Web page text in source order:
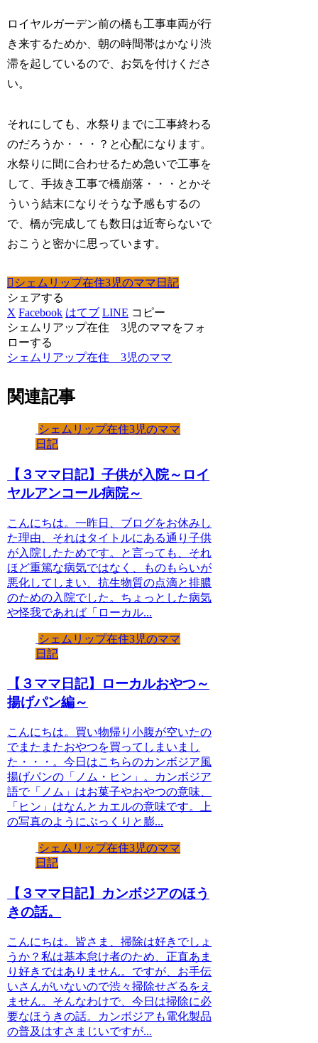
ロイヤルガーデン前の橋も工事車両が行
き来するためか、朝の時間帯はかなり渋
滞を起しているので、お気を付けくださ
い。
それにしても、水祭りまでに工事終わる
のだろうか・・・？と心配になります。
水祭りに間に合わせるため急いで工事を
して、手抜き工事で橋崩落・・・とかそ
ういう結末になりそうな予感もするの
で、橋が完成しても数日は近寄らないで
おこうと密かに思っています。
シェムリップ在住3児のママ日記
シェアする
X Facebook はてブ LINE コピー
シェムリアップ在住 3児のママをフォ
ローする
シェムリアップ在住 3児のママ
関連記事
シェムリップ在住3児のママ
日記
【３ママ日記】子供が入院～ロイ
ヤルアンコール病院～
こんにちは。一昨日、ブログをお休みし
た理由、それはタイトルにある通り子供
が入院したためです。と言っても、それ
ほど重篤な病気ではなく、ものもらいが
悪化してしまい、抗生物質の点滴と排膿
のための入院でした。ちょっとした病気
や怪我であれば「ローカル...
シェムリップ在住3児のママ
日記
【３ママ日記】ローカルおやつ～
揚げパン編～
こんにちは。買い物帰り小腹が空いたの
でまたまたおやつを買ってしまいまし
た・・・。今日はこちらのカンボジア風
揚げパンの「ノム・ヒン」。カンボジア
語で「ノム」はお菓子やおやつの意味、
「ヒン」はなんとカエルの意味です。上
の写真のようにぷっくりと膨...
シェムリップ在住3児のママ
日記
【３ママ日記】カンボジアのほう
きの話。
こんにちは。皆さま、掃除は好きでしょ
うか？私は基本怠け者のため、正直あま
り好きではありません。ですが、お手伝
いさんがいないので渋々掃除せざるをえ
ません。そんなわけで、今日は掃除に必
要なほうきの話。カンボジアも電化製品
の普及はすさまじいですが...